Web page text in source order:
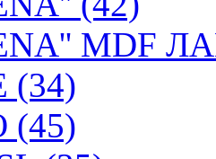
MDF
(34)
(45)